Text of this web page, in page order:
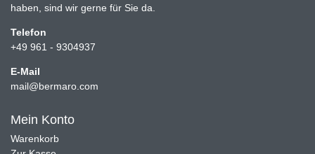
haben, sind wir gerne für Sie da.
Telefon
+49 961 - 9304937
E-Mail
mail@bermaro.com
Mein Konto
Warenkorb